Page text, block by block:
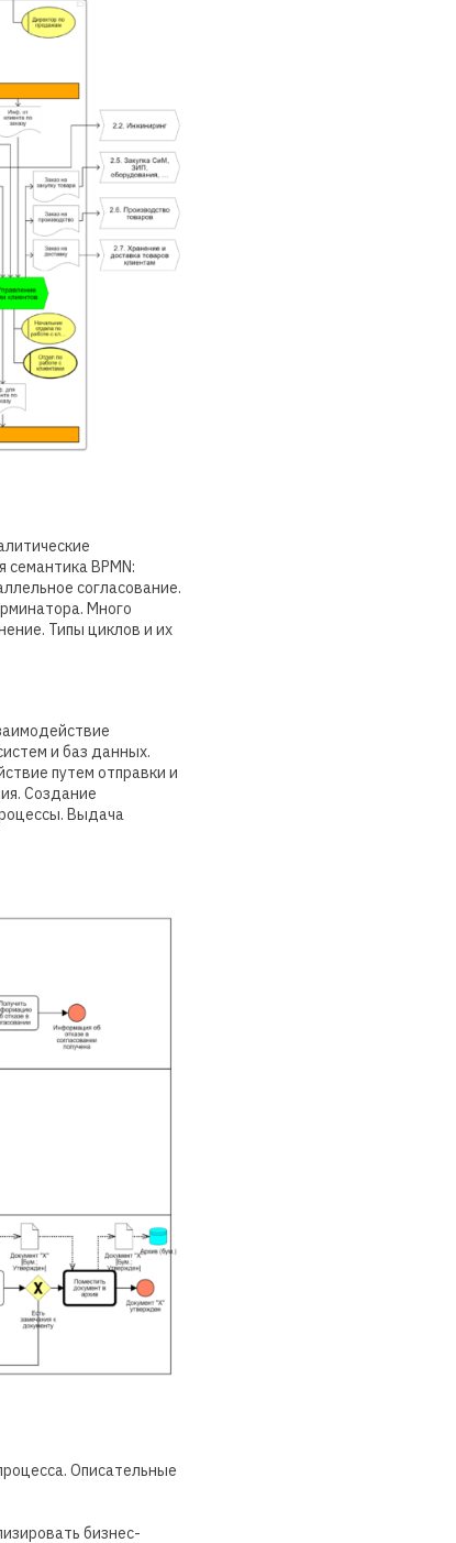
BPMN:
согласование.
Много
Типы циклов и их
и баз данных.
путем отправки и
Создание
Выдача
Описательные
бизнес-